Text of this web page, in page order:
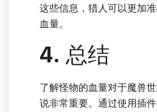
这些信息，猎人可以更加
血量。
4. 总结
了解怪物的血量对于魔兽
说非常重要。通过使用插